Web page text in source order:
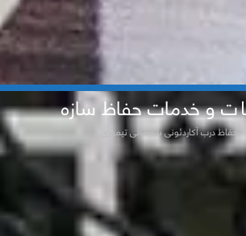
و خدمات حفاظ سازه
حفاظ درب آکاردئونی سلیمانی تیموری